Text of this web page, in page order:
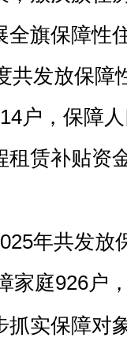
全旗保障性
共发放保障
户，保障
租赁补贴资
年共发放
家庭926户
抓实保障对